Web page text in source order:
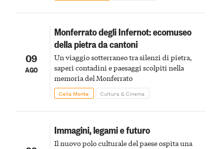
09
AGO
Monferrato degli Infernot: ecomuseo
della pietra da cantoni
Un viaggio sotterraneo tra silenzi di pietra,
saperi contadini e paesaggi scolpiti nella
memoria del Monferrato
Cella Monte Cultura & Cinema
Immagini, legami e futuro
Il nuovo polo culturale del paese ospita una